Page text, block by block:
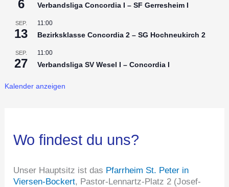
6 Verbandsliga Concordia I – SF Gerresheim I
SEP.
13
11:00
Bezirksklasse Concordia 2 – SG Hochneukirch 2
SEP.
27
11:00
Verbandsliga SV Wesel I – Concordia I
Kalender anzeigen
Wo findest du uns?
Unser Hauptsitz ist das Pfarrheim St. Peter in
Viersen-Bockert, Pastor-Lennartz-Platz 2 (Josef-